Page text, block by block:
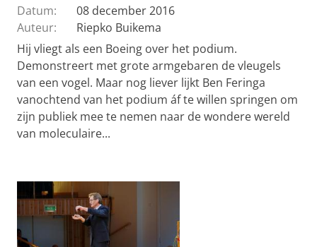
Datum:
08 december 2016
Auteur:
Riepko Buikema
Hij vliegt als een Boeing over het podium.
Demonstreert met grote armgebaren de vleugels
van een vogel. Maar nog liever lijkt Ben Feringa
vanochtend van het podium áf te willen springen om
zijn publiek mee te nemen naar de wondere wereld
van moleculaire...